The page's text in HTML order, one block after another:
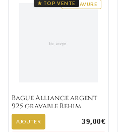
GRAVURE
★ TOP VENTE
Bague Alliance argent
925 gravable Rehim
AJOUTER 39,00€